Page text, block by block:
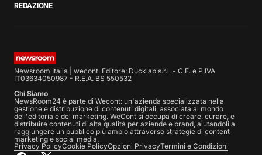
REDAZIONE
Newsroom Italia | wecont. Editore: Ducklab s.r.l. - C.F. e P.IVA
IT03634050987 - R.E.A. BS 550532
Chi Siamo
NewsRoom24 è parte di Wecont: un'azienda specializzata nella
gestione e distribuzione di contenuti digitali, associata al mondo
dell'editoria e del marketing. WeCont si occupa di creare, curare, e
distribuire contenuti di alta qualità per aziende e brand, aiutandoli a
raggiungere un pubblico più ampio attraverso strategie di content
marketing e social media.
Privacy PolicyCookie PolicyOpzioni PrivacyTermini e Condizioni